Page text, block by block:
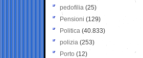
pedofilia (25)
Pensioni (129)
Politica (40.833)
polizia (253)
Porto (12)